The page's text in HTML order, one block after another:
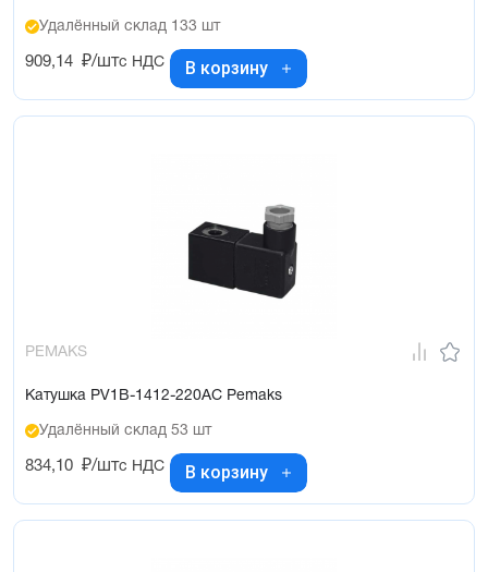
Удалённый склад 133 шт
909,14 ₽/штс НДС В корзину
PEMAKS
Катушка PV1B-1412-220AC Pemaks
Удалённый склад 53 шт
834,10 ₽/штс НДС В корзину